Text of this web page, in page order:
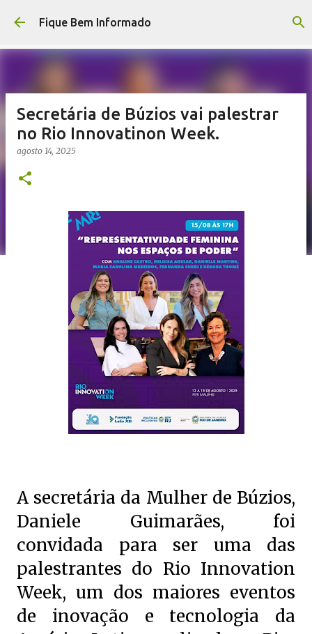
Pular para o conteúdo principal
Fique Bem Informado
Secretária de Búzios vai palestrar
no Rio Innovatinon Week.
agosto 14, 2025
A secretária da Mulher de Búzios,
Daniele Guimarães, foi
convidada para ser uma das
palestrantes do Rio Innovation
Week, um dos maiores eventos
de inovação e tecnologia da